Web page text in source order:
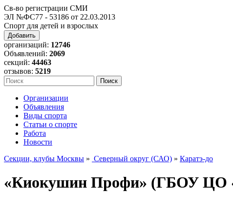
Св-во регистрации СМИ
ЭЛ №ФС77 - 53186 от 22.03.2013
Спорт для детей и взрослых
Добавить
организаций: 12746
Объявлений: 2069
секций: 44463
отзывов: 5219
Организации
Объявления
Виды спорта
Статьи о спорте
Работа
Новости
Секции, клубы Москвы » Северный округ (САО) » Каратэ-до
«Киокушин Профи» (ГБОУ ЦО